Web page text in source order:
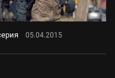
05.04.2015